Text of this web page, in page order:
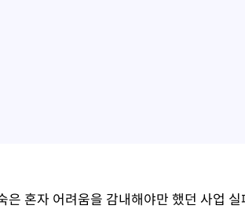
은 혼자 어려움을 감내해야만 했던 사업